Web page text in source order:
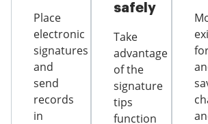
Place
electronic
signatures
and
send
records
in
safely
Take
advantage
of the
signature
tips
function